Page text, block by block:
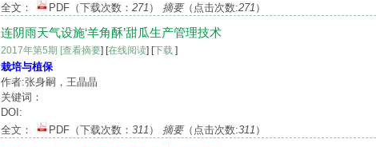
全文：
PDF （下载次数： 271 ） 摘要（点击次数:271 ）
连阴雨天气设施‘羊角酥’甜瓜生产管理技术
2017年第5期 [查看摘要] [在线阅读] [下载 ]
栽培与植保
作者:张身嗣，王晶晶
关键词：
DOI:
全文：
PDF （下载次数： 311 ） 摘要（点击次数:311 ）